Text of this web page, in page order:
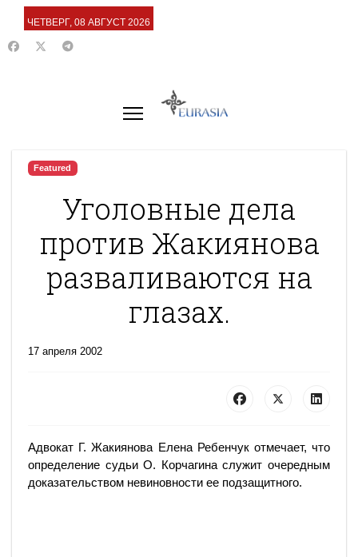
ЧЕТВЕРГ, 08 АВГУСТ 2026
Featured
Уголовные дела
против Жакиянова
разваливаются на
глазах.
17 апреля 2002
Адвокат Г. Жакиянова Елена Ребенчук отмечает, что
определение судьи О. Корчагина служит очередным
доказательством невиновности ее подзащитного.